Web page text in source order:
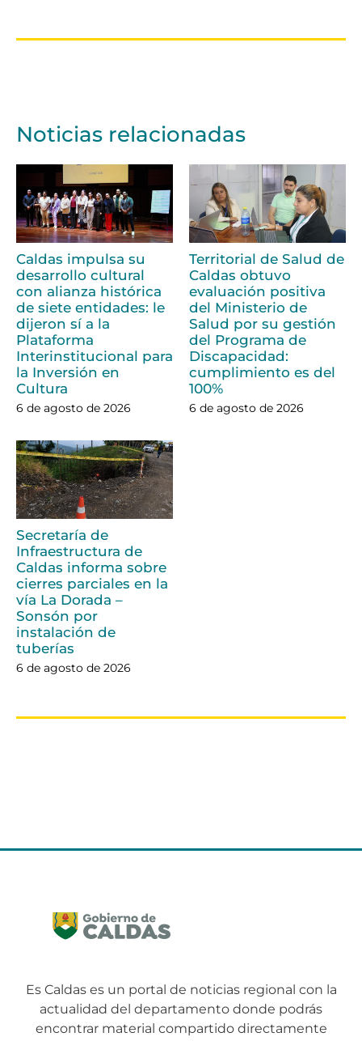
Noticias relacionadas
Caldas impulsa su
desarrollo cultural
con alianza histórica
de siete entidades: le
dijeron sí a la
Plataforma
Interinstitucional para
la Inversión en
Cultura
6 de agosto de 2026
Territorial de Salud de
Caldas obtuvo
evaluación positiva
del Ministerio de
Salud por su gestión
del Programa de
Discapacidad:
cumplimiento es del
100%
6 de agosto de 2026
Secretaría de
Infraestructura de
Caldas informa sobre
cierres parciales en la
vía La Dorada –
Sonsón por
instalación de
tuberías
6 de agosto de 2026
Es Caldas es un portal de noticias regional con la
actualidad del departamento donde podrás
encontrar material compartido directamente